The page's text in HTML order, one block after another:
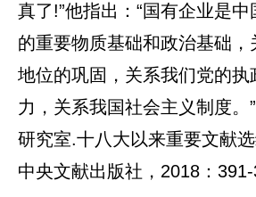
真了!”他指出：“国有企业是
的重要物质基础和政治基础，
地位的巩固，关系我们党的执
力，关系我国社会主义制度。
研究室.十八大以来重要文献
中央文献出版社，2018：